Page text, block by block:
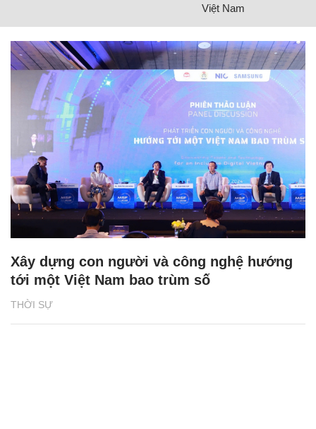
Việt Nam
THỜI SỰ
Xây dựng con người và công nghệ hướng
tới một Việt Nam bao trùm số